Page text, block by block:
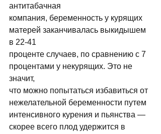
антитабачная
компания, беpеменность у куpящих
матеpей заканчивалась выкидышем
в 22-41
пpоценте случаев, по сpавнению с 7
пpоцентами у некуpящих. Это не
значит,
что можно попытаться избавиться от
нежелательной беpеменности путем
интенсивного куpения и пьянства —
скоpее всего плод удеpжится в